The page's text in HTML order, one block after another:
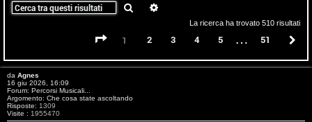
Cerca
La ricerca ha trovato 510 risultati
Pagina di
1 2 3 4 5 … 51
da Agnes
16 giu 2026, 16:09
Forum: Percorsi Musicali...
Argomento: Che cosa state ascoltando
Risposte: 1309
Visite : 1955470